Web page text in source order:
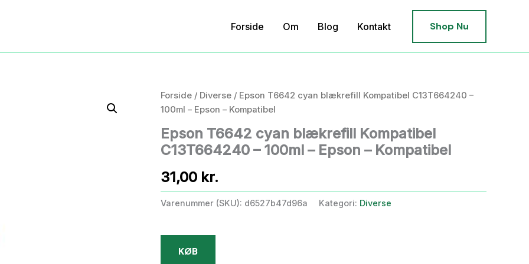
Forside Om Blog Kontakt Shop Nu
Forside / Diverse / Epson T6642 cyan blækrefill Kompatibel C13T664240 –
100ml – Epson – Kompatibel
Epson T6642 cyan blækrefill Kompatibel
C13T664240 – 100ml – Epson – Kompatibel
31,00 kr.
Varenummer (SKU): d6527b47d96a Kategori: Diverse
KØB